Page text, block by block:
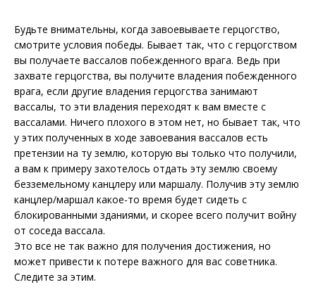
Будьте внимательны, когда завоевываете герцогство,
смотрите условия победы. Бывает так, что с герцогством
вы получаете вассалов побежденного врага. Ведь при
захвате герцогства, вы получите владения побежденного
врага, если другие владения герцогства занимают
вассалы, то эти владения переходят к вам вместе с
вассалами. Ничего плохого в этом нет, но бывает так, что
у этих полученных в ходе завоевания вассалов есть
претензии на ту землю, которую вы только что получили,
а вам к примеру захотелось отдать эту землю своему
безземельному канцлеру или маршалу. Получив эту землю
канцлер/маршал какое-то время будет сидеть с
блокированными зданиями, и скорее всего получит войну
от соседа вассала.
Это все не так важно для получения достижения, но
может привести к потере важного для вас советника.
Следите за этим.